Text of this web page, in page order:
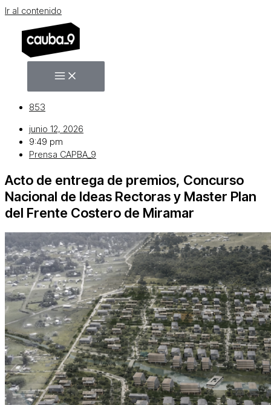
Ir al contenido
853
junio 12, 2026
9:49 pm
Prensa CAPBA_9
Acto de entrega de premios, Concurso
Nacional de Ideas Rectoras y Master Plan
del Frente Costero de Miramar